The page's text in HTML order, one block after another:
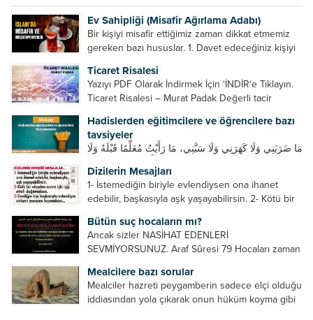
Ev Sahipliği (Misafir Ağırlama Adabı)
Bir kişiyi misafir ettiğimiz zaman dikkat etmemiz
gereken bazı hususlar. 1. Davet edeceğiniz kişiyi
önce, bir hafta önce veya gün içinde davet edin....
Ticaret Risalesi
Yazıyı PDF Olarak İndirmek İçin ‘İNDİR‘e Tıklayın.
Ticaret Risalesi – Murat Padak Değerli tacir
ticaret yapmaktır. Peygamber efendimiz de ticaret
yapmıştır. Hz. Hatice...
Hadislerden eğitimcilere ve öğrencilere bazı
tavsiyeler
مَا ضَرَبَنِي وَلَا كَهَرَنِي وَلَا سَبَّنِي، مَا رَأَيْتُ مُعَلِّمًا قَبْلَهُ وَلَا
ve sellem beni dövmedi, azarlamadı ve bana
sövmedi. Ben ne ondan önce...
Dizilerin Mesajları
1- İstemediğin biriyle evlendiysen ona ihanet
edebilir, başkasıyla aşk yaşayabilirsin. 2- Kötü bir
Sevdiğin kişi başkasıyla evlendiyse onların
yuvasını bozmalısın. 4- Hiçbir dizide...
Bütün suç hocaların mı?
Ancak sizler NASİHAT EDENLERİ
SEVMİYORSUNUZ. Araf Sûresi 79 Hocaları zaman
geliştirmeleri hususunda bazen açık bazen gizli
tenkitlerde bulunmuşuzdur. Örneğin hocalarda
olması gereken hususları sıralar ve...
Mealcilere bazı sorular
Mealciler hazreti peygamberin sadece elçi olduğu
iddiasından yola çıkarak onun hüküm koyma gibi